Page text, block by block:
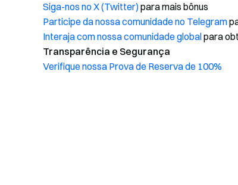
Siga-nos no X (Twitter)para mais bônus
Participe da nossa comunidade no Telegram
Interaja com nossa comunidade globalpara
Transparência e Segurança
Verifique nossa Prova de Reserva de 100%